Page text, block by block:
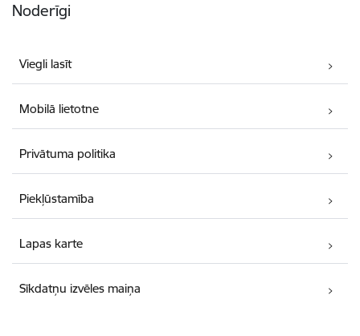
Noderīgi
Viegli lasīt
Mobilā lietotne
Privātuma politika
Piekļūstamība
Lapas karte
Sīkdatņu izvēles maiņa